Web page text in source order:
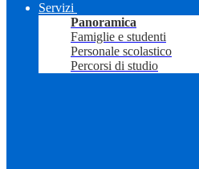
Servizi
Panoramica
Famiglie e studenti
Personale scolastico
Percorsi di studio